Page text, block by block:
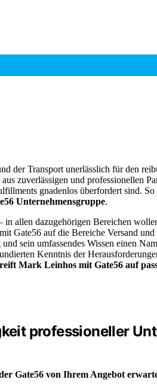
der Transport unerlässlich für den
zuverlässigen und professionellen
gnadenlos überfordert sind.
Unternehmensgruppe.
allen dazugehörigen Bereichen
Gate56 auf die Bereiche Versand
sein umfassendes Wissen einen
Kenntnis der
Mark Leinhos mit Gate56 auf
professioneller
Gate56 von Ihrem Angebot